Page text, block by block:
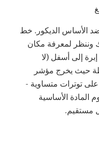
الأساس الديكور. خط
وننظر لمعرفة مكان
إلى أسفل (لا
حيث يخرج مؤشر
على توترات متساوية -
المادة الأساسية
مستقيم.